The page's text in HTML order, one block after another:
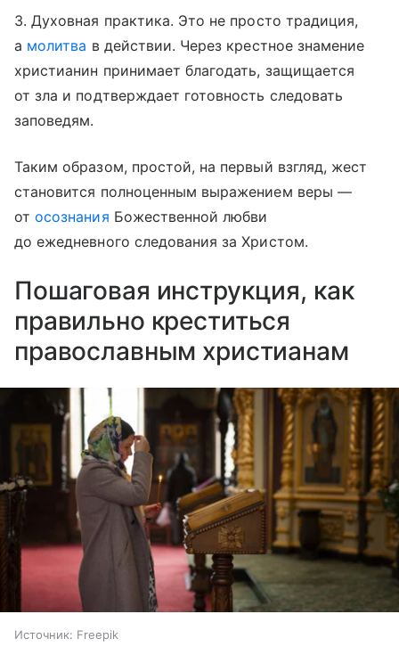
3. Духовная практика. Это не просто традиция,
а молитва в действии. Через крестное знамение
христианин принимает благодать, защищается
от зла и подтверждает готовность следовать
заповедям.
Таким образом, простой, на первый взгляд, жест
становится полноценным выражением веры —
отосознания Божественной любви
до ежедневного следования за Христом.
Пошаговая инструкция, как
правильно креститься
православным христианам
Источник: Freepik